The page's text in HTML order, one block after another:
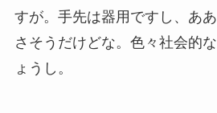
すが。手先は器用ですし、あ
さそうだけどな。色々社会的
ょうし。